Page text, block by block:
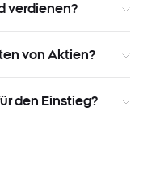
verdienen?
von Aktien?
den Einstieg?